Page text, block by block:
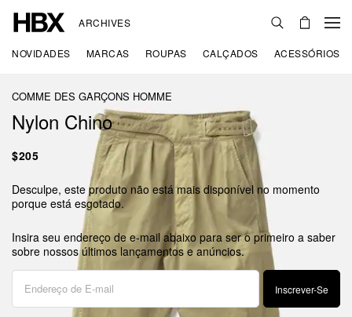
ARCHIVES
NOVIDADES MARCAS ROUPAS CALÇADOS ACESSÓRIOS
COMME DES GARÇONS HOMME
Nylon Chino
$205
Desculpe, este produto não está mais disponível no momento
porque está esgotado.
Insira seu endereço de e-mail abaixo para ser o primeiro a saber
sobre nossos últimos lançamentos e anúncios.
Inscrever-Se